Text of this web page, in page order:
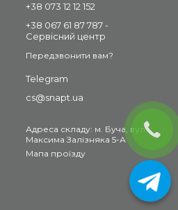
+38 073 12 12 152
+38 067 61 87 787 -
Сервісний центр
Передзвонити вам?
Telegram
cs@snapt.ua
Адреса складу: м. Буча, вул.
Максима Залізняка 5-А
Мапа проїзду